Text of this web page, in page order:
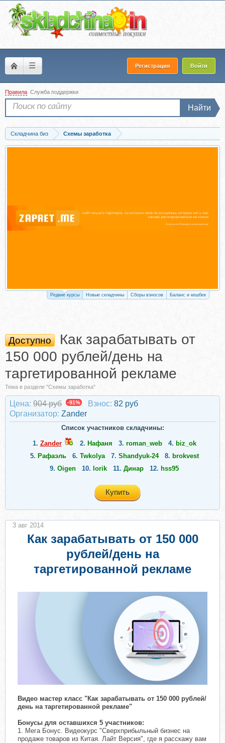
☰ Регистрация Войти
Правила Служба поддержки
Найти
Складчина биз
Схемы заработка
Скачать Как зарабатывать от 150 000 рублей/день на таргетированной рекламе
Редкие курсы Новые складчины Сборы взносов Баланс и кешбек
Доступно
Как зарабатывать от
150 000 рублей/день на
таргетированной рекламе
Тема в разделе "Схемы заработка"
Цена: 904 руб -91% Взнос: 82 руб
Организатор: Zander
Список участников складчины:
1. Zander 2. Нафаня 3. roman_web 4. biz_ok
5. Рафаэль 6. Twkolya 7. Shandyuk-24 8. brokvest
9. Oigen 10. lorik 11. Динар 12. hss95
Купить
Как зарабатывать от 150 000
рублей/день на
таргетированной рекламе
Видео мастер класс "Как зарабатывать от 150 000 рублей/
день на таргетированной рекламе"
Бонусы для оставшихся 5 участников:
1. Мега Бонус. Видеокурс "Сверхприбыльный бизнес на
продаже товаров из Китая. Лайт Версия", где я расскажу вам
3 авг 2014